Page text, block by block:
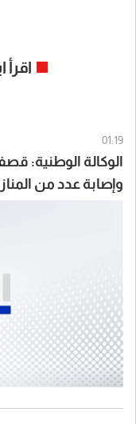
01:19
الوكالة الوطنية:
وإصابة عدد من